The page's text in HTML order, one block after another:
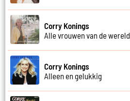
Corry Konings
Alle vrouwen van de wereld
Corry Konings
Alleen en gelukkig